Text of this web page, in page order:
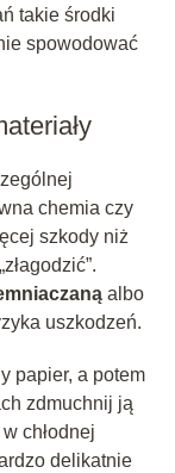
takie środki
spowodować
chemia czy
szkody niż
albo
uszkodzeń.
papier, a potem
zdmuchnij ją
chłodnej
delikatnie